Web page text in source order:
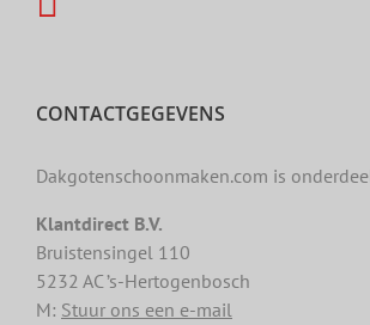
CONTACTGEGEVENS
Dakgotenschoonmaken.com is
Klantdirect B.V.
Bruistensingel 110
5232 AC ’s-Hertogenbosch
M: Stuur ons een e-mail